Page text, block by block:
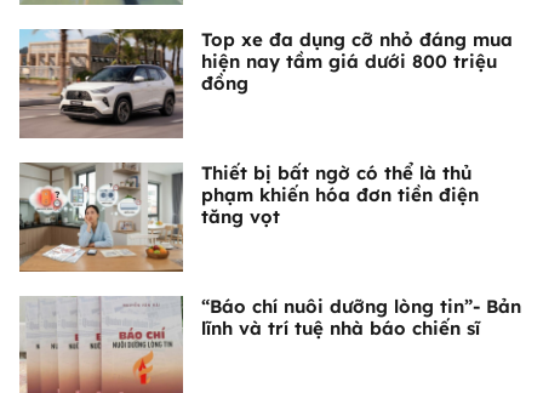
Top xe đa dụng cỡ nhỏ đáng mua
hiện nay tầm giá dưới 800 triệu
đồng
Thiết bị bất ngờ có thể là thủ
phạm khiến hóa đơn tiền điện
tăng vọt
“Báo chí nuôi dưỡng lòng tin”- Bản
lĩnh và trí tuệ nhà báo chiến sĩ